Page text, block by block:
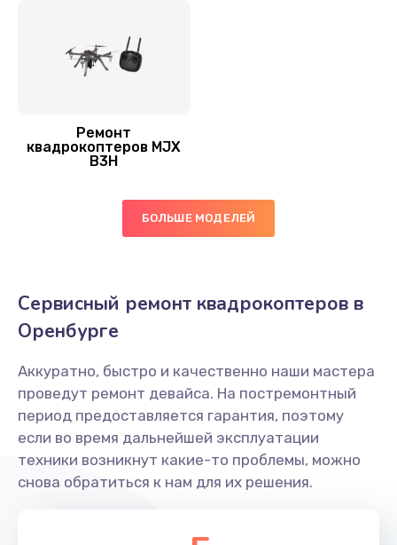
Ремонт
квадрокоптеров MJX
B3H
БОЛЬШЕ МОДЕЛЕЙ
Сервисный ремонт квадрокоптеров в
Оренбурге
Аккуратно, быстро и качественно наши мастера
проведут ремонт девайса. На постремонтный
период предоставляется гарантия, поэтому
если во время дальнейшей эксплуатации
техники возникнут какие-то проблемы, можно
снова обратиться к нам для их решения.